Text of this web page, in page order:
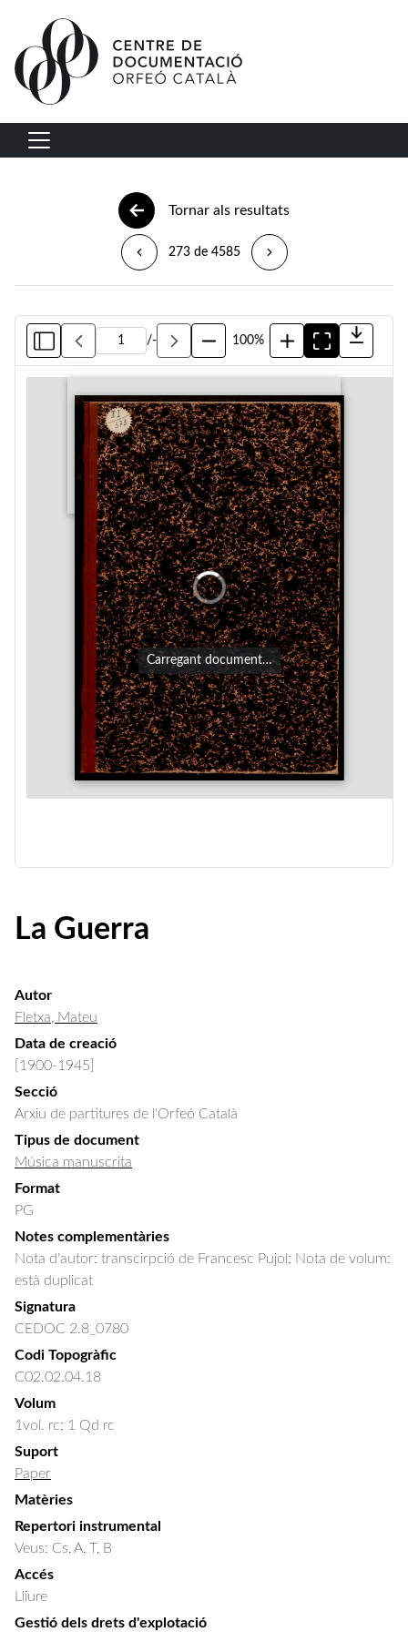
Vés al contingut
Navegació principal
Tornar als resultats
273 de 4585
/- 100%
Carregant document…
La Guerra
Autor
Fletxa, Mateu
Data de creació
[1900-1945]
Secció
Arxiu de partitures de l'Orfeó Català
Tipus de document
Música manuscrita
Format
PG
Notes complementàries
Nota d'autor: transcirpció de Francesc Pujol; Nota de volum:
està duplicat
Signatura
CEDOC 2.8_0780
Codi Topogràfic
C02.02.04.18
Volum
1vol. rc; 1 Qd rc
Suport
Paper
Matèries
Repertori instrumental
Veus: Cs, A, T, B
Accés
Lliure
Gestió dels drets d'explotació